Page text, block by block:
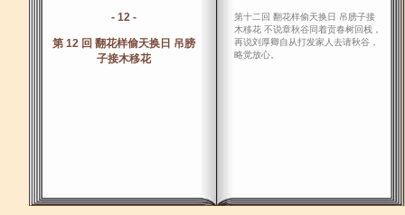
- 12 -
第 12 回 翻花样偷天换日 吊膀
子接木移花
第十二回 翻花样偷天换日 吊膀子接
木移花 不说章秋谷同着贡春树回栈，
再说刘厚卿自从打发家人去请秋谷，
略觉放心。